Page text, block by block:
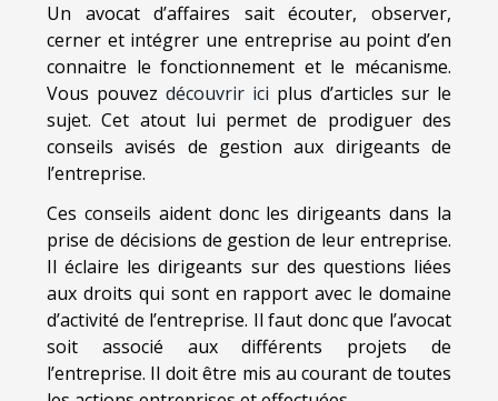
Un avocat d’affaires sait écouter, observer,
cerner et intégrer une entreprise au point d’en
connaitre le fonctionnement et le mécanisme.
Vous pouvez découvrir ici plus d’articles sur le
sujet. Cet atout lui permet de prodiguer des
conseils avisés de gestion aux dirigeants de
l’entreprise.
Ces conseils aident donc les dirigeants dans la
prise de décisions de gestion de leur entreprise.
Il éclaire les dirigeants sur des questions liées
aux droits qui sont en rapport avec le domaine
d’activité de l’entreprise. Il faut donc que l’avocat
soit associé aux différents projets de
l’entreprise. Il doit être mis au courant de toutes